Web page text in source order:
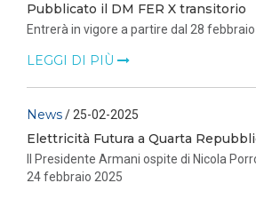
Pubblicato il DM FER X transitorio
Entrerà in vigore a partire dal 28
LEGGI DI PIÙ
News/ 25-02-2025
Elettricità Futura a Quarta
Il Presidente Armani ospite di Nicola
24 febbraio 2025